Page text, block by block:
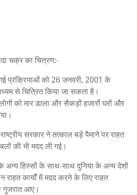
चक्र का चित्रण:-
प्रक्रियाओं को 26 जनवरी, 2001 के
से चित्रित किया जा सकता है।
को मार डाला और सैकड़ों हजारों घरों और
सरकार ने तत्काल बड़े पैमाने पर राहत
की भी मदद ली गई।
अन्य हिस्सों के साथ-साथ दुनिया के अन्य देशों
कार्यों में मदद करने के लिए राहत
गुजरात आए।